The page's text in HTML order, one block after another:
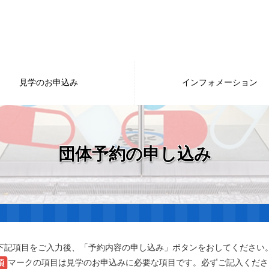
見学のお申込み インフォメーション
団体予約の申し込み
記項目をご入力後、「予約内容の申し込み」ボタンをおしてください
マークの項目は見学のお申込みに必要な項目です。必ずご記入くだ